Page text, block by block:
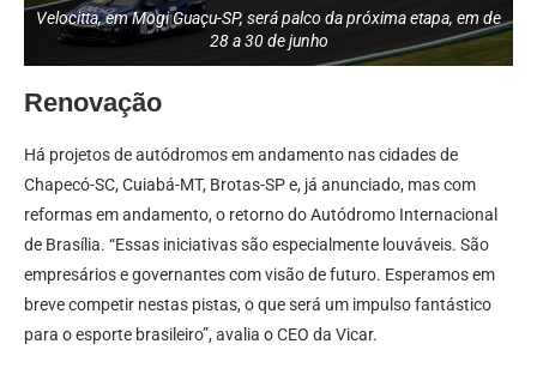
Velocitta, em Mogi Guaçu-SP, será palco da próxima etapa, em de
28 a 30 de junho
Renovação
Há projetos de autódromos em andamento nas cidades de
Chapecó-SC, Cuiabá-MT, Brotas-SP e, já anunciado, mas com
reformas em andamento, o retorno do Autódromo Internacional
de Brasília. “Essas iniciativas são especialmente louváveis. São
empresários e governantes com visão de futuro. Esperamos em
breve competir nestas pistas, o que será um impulso fantástico
para o esporte brasileiro”, avalia o CEO da Vicar.